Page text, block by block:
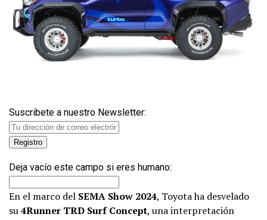
Suscribete a nuestro Newsletter:
Deja vacío este campo si eres humano:
En el marco del SEMA Show 2024, Toyota ha desvelado
su4Runner TRD Surf Concept, una interpretación